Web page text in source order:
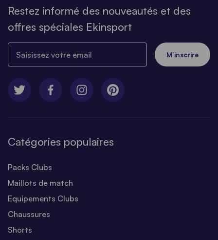
Restez informé des nouveautés et des
offres spéciales Ekinsport
M’inscrire
Catégories populaires
Packs Clubs
Maillots de match
Equipements Clubs
Chaussures
Shorts